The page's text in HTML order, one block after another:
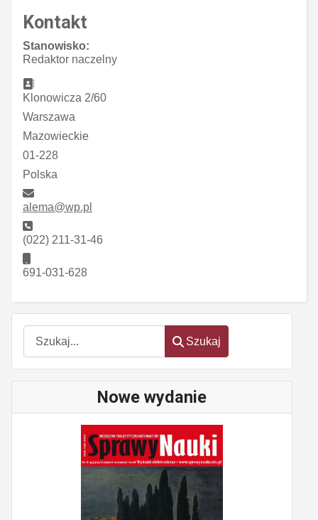
Szukaj
Szukaj
Nowe wydanie
Kontakt
Stanowisko:
Redaktor naczelny
Adres:
Klonowicza 2/60
Warszawa
Mazowieckie
01-228
Polska
E-mail:
alema@wp.pl
Telefon:
(022) 211-31-46
691-031-628